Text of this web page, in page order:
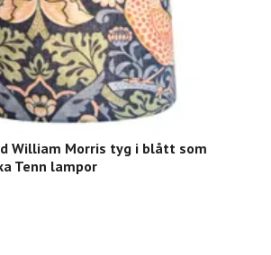
William Morris tyg i blått som
Tenn lampor